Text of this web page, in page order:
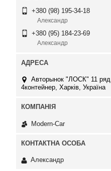
+380 (98) 195-34-18
Александр
+380 (95) 184-23-69
Александр
Авторынок "ЛОСК" 11 ряд
4контейнер, Харків, Україна
Modern-Car
Александр